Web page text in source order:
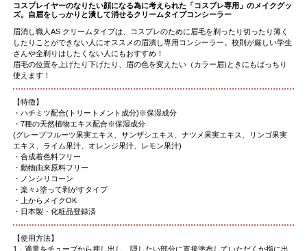
コスプレイヤーのなりたい顔になる為に考えられた「コスプレ専用」のメイクグッ
ズ。自眉をしっかりと潰して消せるクリームタイプコンシーラー
眉消し職人AS クリームタイプは、コスプレのために眉毛を剃ったり切ったり薄く
したりことができない人にオススメの眉潰し専用コンシーラー。校則が厳しい学生
さんや全剃りはしたくない人にもおすすめ！
眉毛の位置を上げたり下げたり、眉の色を変えたい（カラー眉)ときにもばっちり
使えます！
【特徴】
・ハチミツ配合(トリートメント成分)※保湿成分
・7種の天然植物エキス配合※保湿成分
(グレープフルーツ果実エキス、サンザシエキス、ナツメ果実エキス、リンゴ果実
エキス、ライム果汁、オレンジ果汁、レモン果汁)
・合成着色料フリー
・動物由来原料フリー
・ノンシリコーン
・楽々♪塗って剥がすタイプ
・上からメイクOK
・日本製・化粧品登録済
【使用方法】
1．適量をチューブから押し出し、隠したい部分に直接塗布していただくか指に出